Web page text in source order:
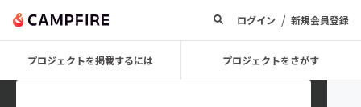
ログイン / 新規会員登録
プロジェクトを掲載するには プロジェクトをさがす